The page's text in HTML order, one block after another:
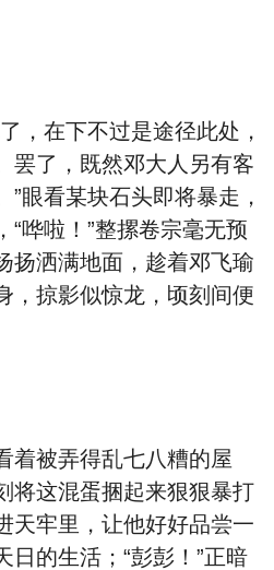
，在下不过是途径此处，
罢了，既然邓大人另有客
”眼看某块石头即将暴走，
“哗啦！”整摞卷宗毫无预
扬洒满地面，趁着邓飞瑜
，掠影似惊龙，顷刻间便
着被弄得乱七八糟的屋
将这混蛋捆起来狠狠暴打
天牢里，让他好好品尝一
日的生活；“彭彭！”正暗